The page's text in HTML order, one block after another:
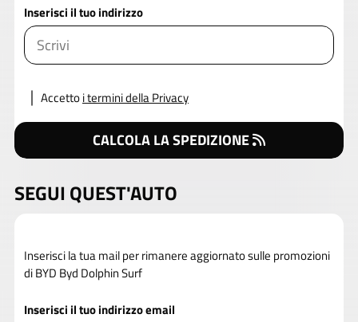
Inserisci il tuo indirizzo
Accettoi termini della Privacy
CALCOLA LA SPEDIZIONE
SEGUI QUEST'AUTO
Inserisci la tua mail per rimanere aggiornato sulle promozioni
di BYD Byd Dolphin Surf
Inserisci il tuo indirizzo email